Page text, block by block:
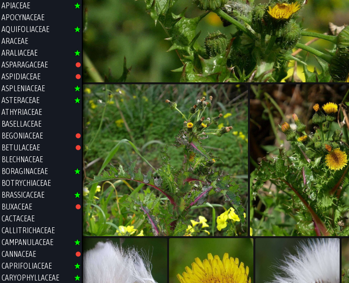
APIACEAE
APOCYNACEAE
AQUIFOLIACEAE
ARACEAE
ARALIACEAE
ASPARAGACEAE
ASPIDIACEAE
ASPLENIACEAE
ASTERACEAE
ATHYRIACEAE
BASELLACEAE
BEGONIACEAE
BETULACEAE
BLECHNACEAE
BORAGINACEAE
BOTRYCHIACEAE
BRASSICACEAE
BUXACEAE
CACTACEAE
CALLITRICHACEAE
CAMPANULACEAE
CANNACEAE
CAPRIFOLIACEAE
CARYOPHYLLACEAE